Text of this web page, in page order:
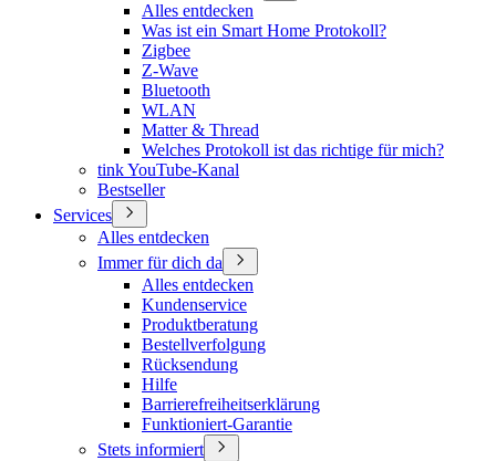
Alles entdecken
Was ist ein Smart Home Protokoll?
Zigbee
Z-Wave
Bluetooth
WLAN
Matter & Thread
Welches Protokoll ist das richtige für mich?
tink YouTube-Kanal
Bestseller
Services
Alles entdecken
Immer für dich da
Alles entdecken
Kundenservice
Produktberatung
Bestellverfolgung
Rücksendung
Hilfe
Barrierefreiheitserklärung
Funktioniert-Garantie
Stets informiert